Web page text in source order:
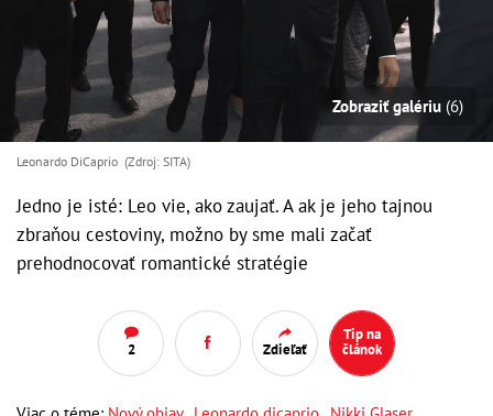
Zobraziť galériu (6)
Leonardo DiCaprio (Zdroj: SITA)
Jedno je isté: Leo vie, ako zaujať. A ak je jeho tajnou
zbraňou cestoviny, možno by sme mali začať
prehodnocovať romantické stratégie
2 Zdieľať
Tip na
článok